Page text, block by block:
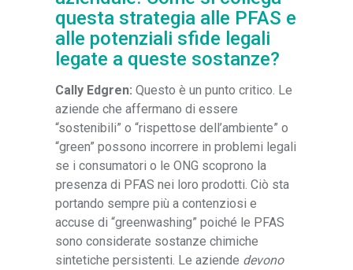
questa strategia alle PFAS e
alle potenziali sfide legali
legate a queste sostanze?
Cally Edgren: Questo è un punto critico. Le
aziende che affermano di essere
“sostenibili” o “rispettose dell’ambiente” o
“green” possono incorrere in problemi legali
se i consumatori o le ONG scoprono la
presenza di PFAS nei loro prodotti. Ciò sta
portando sempre più a contenziosi e
accuse di “greenwashing” poiché le PFAS
sono considerate sostanze chimiche
sintetiche persistenti. Le aziende devono